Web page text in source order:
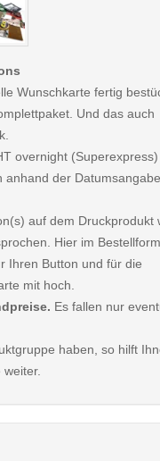
Wunschkarte fertig
Und das auch
overnight (Superexpress)
anhand der
auf dem Druckprodukt
Hier im
Ihren Button und für die
mit hoch.
Es fallen nur
haben, so hilft